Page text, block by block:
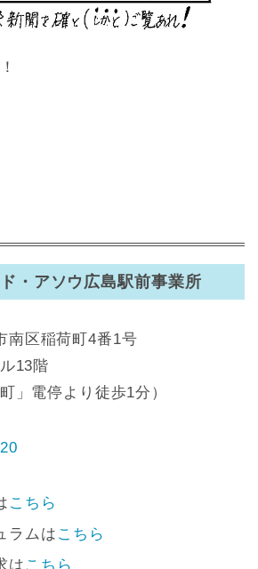
・アソウ広島駅前事業所
南区稲荷町4番1号
13階
」電停より徒歩1分）
こちら
ラムは こちら
は こちら